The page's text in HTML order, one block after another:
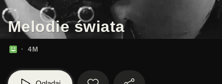
Melodie świata
4M